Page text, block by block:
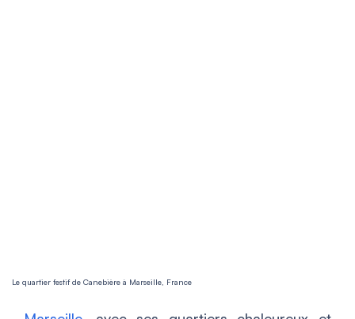
Le quartier festif de Canebière à Marseille, France